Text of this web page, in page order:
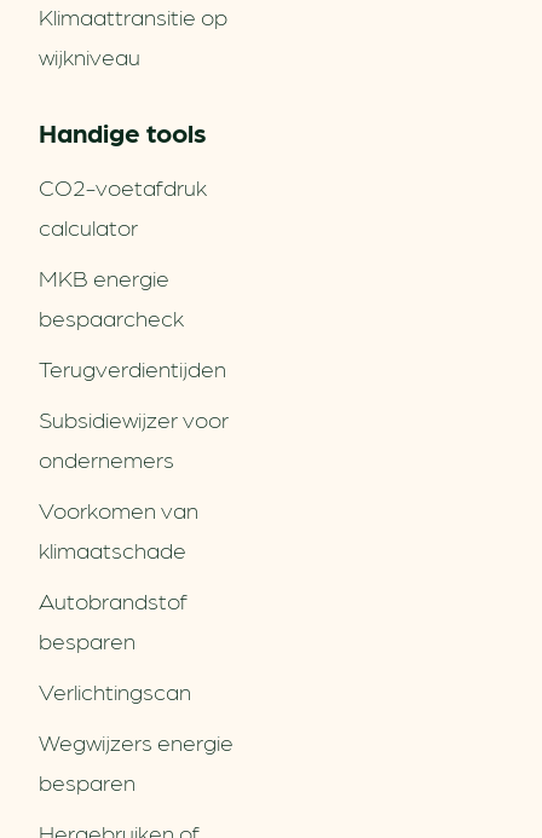
Klimaattransitie op
wijkniveau
Handige tools
CO2-voetafdruk
calculator
MKB energie
bespaarcheck
Terugverdien­tijden
Subsidiewijzer voor
ondernemers
Voorkomen van
klimaatschade
Autobrandstof
besparen
Verlichtingscan
Wegwijzers energie
besparen
Hergebruiken of